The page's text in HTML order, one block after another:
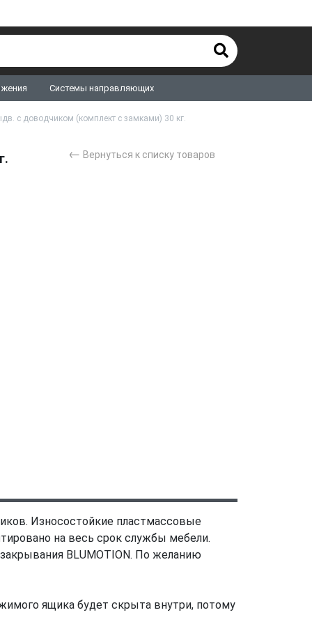
Системы направляющих
с доводчиком (комплект с замками) 30 кг.
← Вернуться к списку товаров
Износостойкие пластмассовые
на весь срок службы мебели.
BLUMOTION. По желанию
ящика будет скрыта внутри, потому